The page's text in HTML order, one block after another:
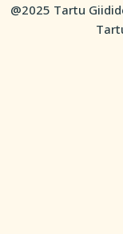
@2025 Tartu